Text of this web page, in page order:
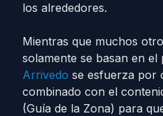
los alrededores.
Mientras que muchos
solamente se basan en
Arrivedo se esfuerza por
combinado con el
(Guía de la Zona) para